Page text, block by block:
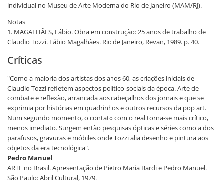
individual no Museu de Arte Moderna do Rio de Janeiro (MAM/RJ).
Notas
1. MAGALHÃES, Fábio. Obra em construção: 25 anos de trabalho de
Claudio Tozzi. Fábio Magalhães. Rio de Janeiro, Revan, 1989. p. 40.
Críticas
"Como a maioria dos artistas dos anos 60, as criações iniciais de
Claudio Tozzi refletem aspectos político-sociais da época. Arte de
combate e reflexão, arrancada aos cabeçalhos dos jornais e que se
exprimia por histórias em quadrinhos e outros recursos da pop art.
Num segundo momento, o contato com o real torna-se mais crítico,
menos imediato. Surgem então pesquisas ópticas e séries como a dos
parafusos, gravuras e móbiles onde Tozzi alia desenho e pintura aos
objetos da era tecnológica".
Pedro Manuel
ARTE no Brasil. Apresentação de Pietro Maria Bardi e Pedro Manuel.
São Paulo: Abril Cultural, 1979.